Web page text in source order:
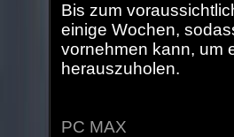
Bis zum
einige Wochen,
vornehmen kann, um
herauszuholen.
PC MAX